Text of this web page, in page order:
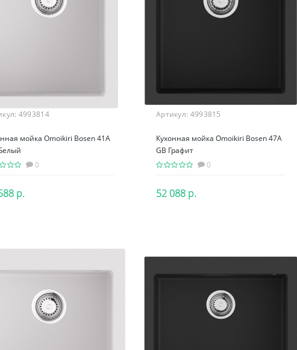
4993814
мойка Omoikiri Bosen 41A
0
р.
Артикул: 4993815
Кухонная мойка Omoikiri Bosen 47A
GB Графит
0
52 088 р.